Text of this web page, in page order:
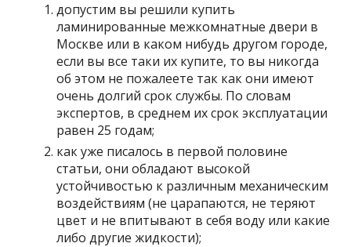
допустим вы решили купить
ламинированные межкомнатные двери в
Москве или в каком нибудь другом городе,
если вы все таки их купите, то вы никогда
об этом не пожалеете так как они имеют
очень долгий срок службы. По словам
экспертов, в среднем их срок эксплуатации
равен 25 годам;
как уже писалось в первой половине
статьи, они обладают высокой
устойчивостью к различным механическим
воздействиям (не царапаются, не теряют
цвет и не впитывают в себя воду или какие
либо другие жидкости);